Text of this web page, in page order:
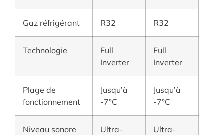
Gaz réfrigérant R32 R32
Technologie
Full
Inverter
Full
Inverter
Plage de
fonctionnement
Jusqu’à
-7°C
Jusqu’à
-7°C
Niveau sonore
Ultra-
Ultra-